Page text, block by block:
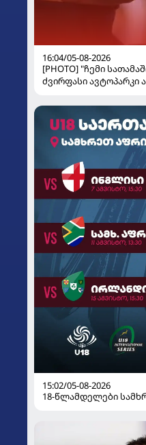
16:04/05-08-2026
[PHOTO] "ჩემი
ძვირფასი ავტოპარკი
15:02/05-08-2026
18-წლამდელები